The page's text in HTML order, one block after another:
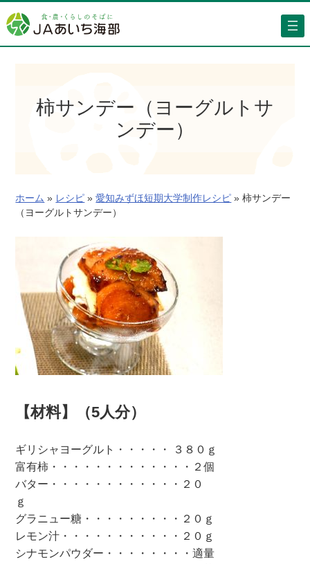
容
を
柿サンデー（ヨーグルトサ
ンデー）
ホーム » レシピ » 愛知みずほ短期大学制作レシピ » 柿サンデー
（ヨーグルトサンデー）
【材料】（5人分）
ギリシャヨーグルト・・・・・ ３８０ｇ
富有柿・・・・・・・・・・・・・２個
バター・・・・・・・・・・・・２０
ｇ
グラニュー糖・・・・・・・・・２０ｇ
レモン汁・・・・・・・・・・・２０ｇ
シナモンパウダー・・・・・・・・適量